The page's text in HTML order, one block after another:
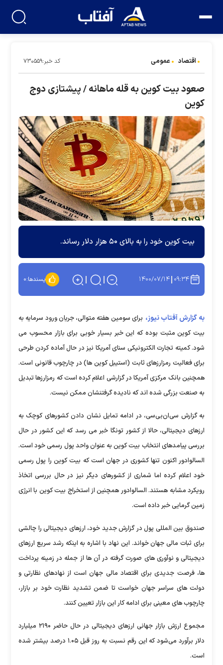
اقتصاد عمومی کد خبر:۷۳۰۵۵۹
صعود بیت کوین به قله ماهانه / پیشتازی دوج
کوین
بیت کوین خود را به بالای ۵۰ هزار دلار رساند.
۰۹:۳۴ ۱۴۰۰/۰۷/۱۴ پسندها:۰
به گزارش آفتاب نیوز، برای سومین هفته متوالی، جریان ورود سرمایه به
بیت کوین مثبت بوده که این خبر بسیار خوبی برای بازار محسوب می
شود. کمیته تجارت الکترونیکی سنای آمریکا نیز در حال آماده کردن طرحی
برای فعالیت رمزارزهای ثابت (استیبل کوین ها) در چارچوب قانونی است.
همچنین بانک مرکزی آمریکا در گزارشی اعلام کرده است که رمزارزها تبدیل
به صنعت بزرگی شده اند که نادیده گرفتنشان ممکن نیست.
به گزارش سی‌ان‌بی‌سی، در ادامه تمایل نشان دادن کشورهای کوچک به
ارزهای دیجیتالی، حالا از کشور تونگا خبر می رسد که این کشور در حال
بررسی پیامدهای انتخاب بیت کوین به عنوان واحد پول رسمی خود است.
السالوادور اکنون تنها کشوری در جهان است که بیت کوین را پول رسمی
خود اعلام کرده اما شماری از کشورهای دیگر نیز در حال بررسی اتخاذ
رویکرد مشابه هستند. السالوادور همچنین از استخراج بیت کوین با انرژی
زمین گرمایی خبر داده است.
صندوق بین المللی پول در گزارش جدید خود، ارزهای دیجیتالی را چالشی
برای ثبات مالی جهان خواند. این نهاد با اشاره به اینکه رشد سریع ارزهای
دیجیتالی و نوآوری های صورت گرفته در آن ها از جمله در زمینه پرداخت
ها، فرصت جدیدی برای اقتصاد مالی جهان است از نهادهای نظارتی و
دولت های سراسر جهان خواست تا ضمن تشدید نظارت خود بر بازار،
چارچوب های معینی برای ادامه کار این بازار تعیین کنند.
مجموع ارزش بازار جهانی ارزهای دیجیتالی در حال حاضر ۲۱۹۰ میلیارد
دلار برآورد می‌شود که این رقم نسبت به روز قبل ۱.۰۵ درصد بیشتر شده
است.